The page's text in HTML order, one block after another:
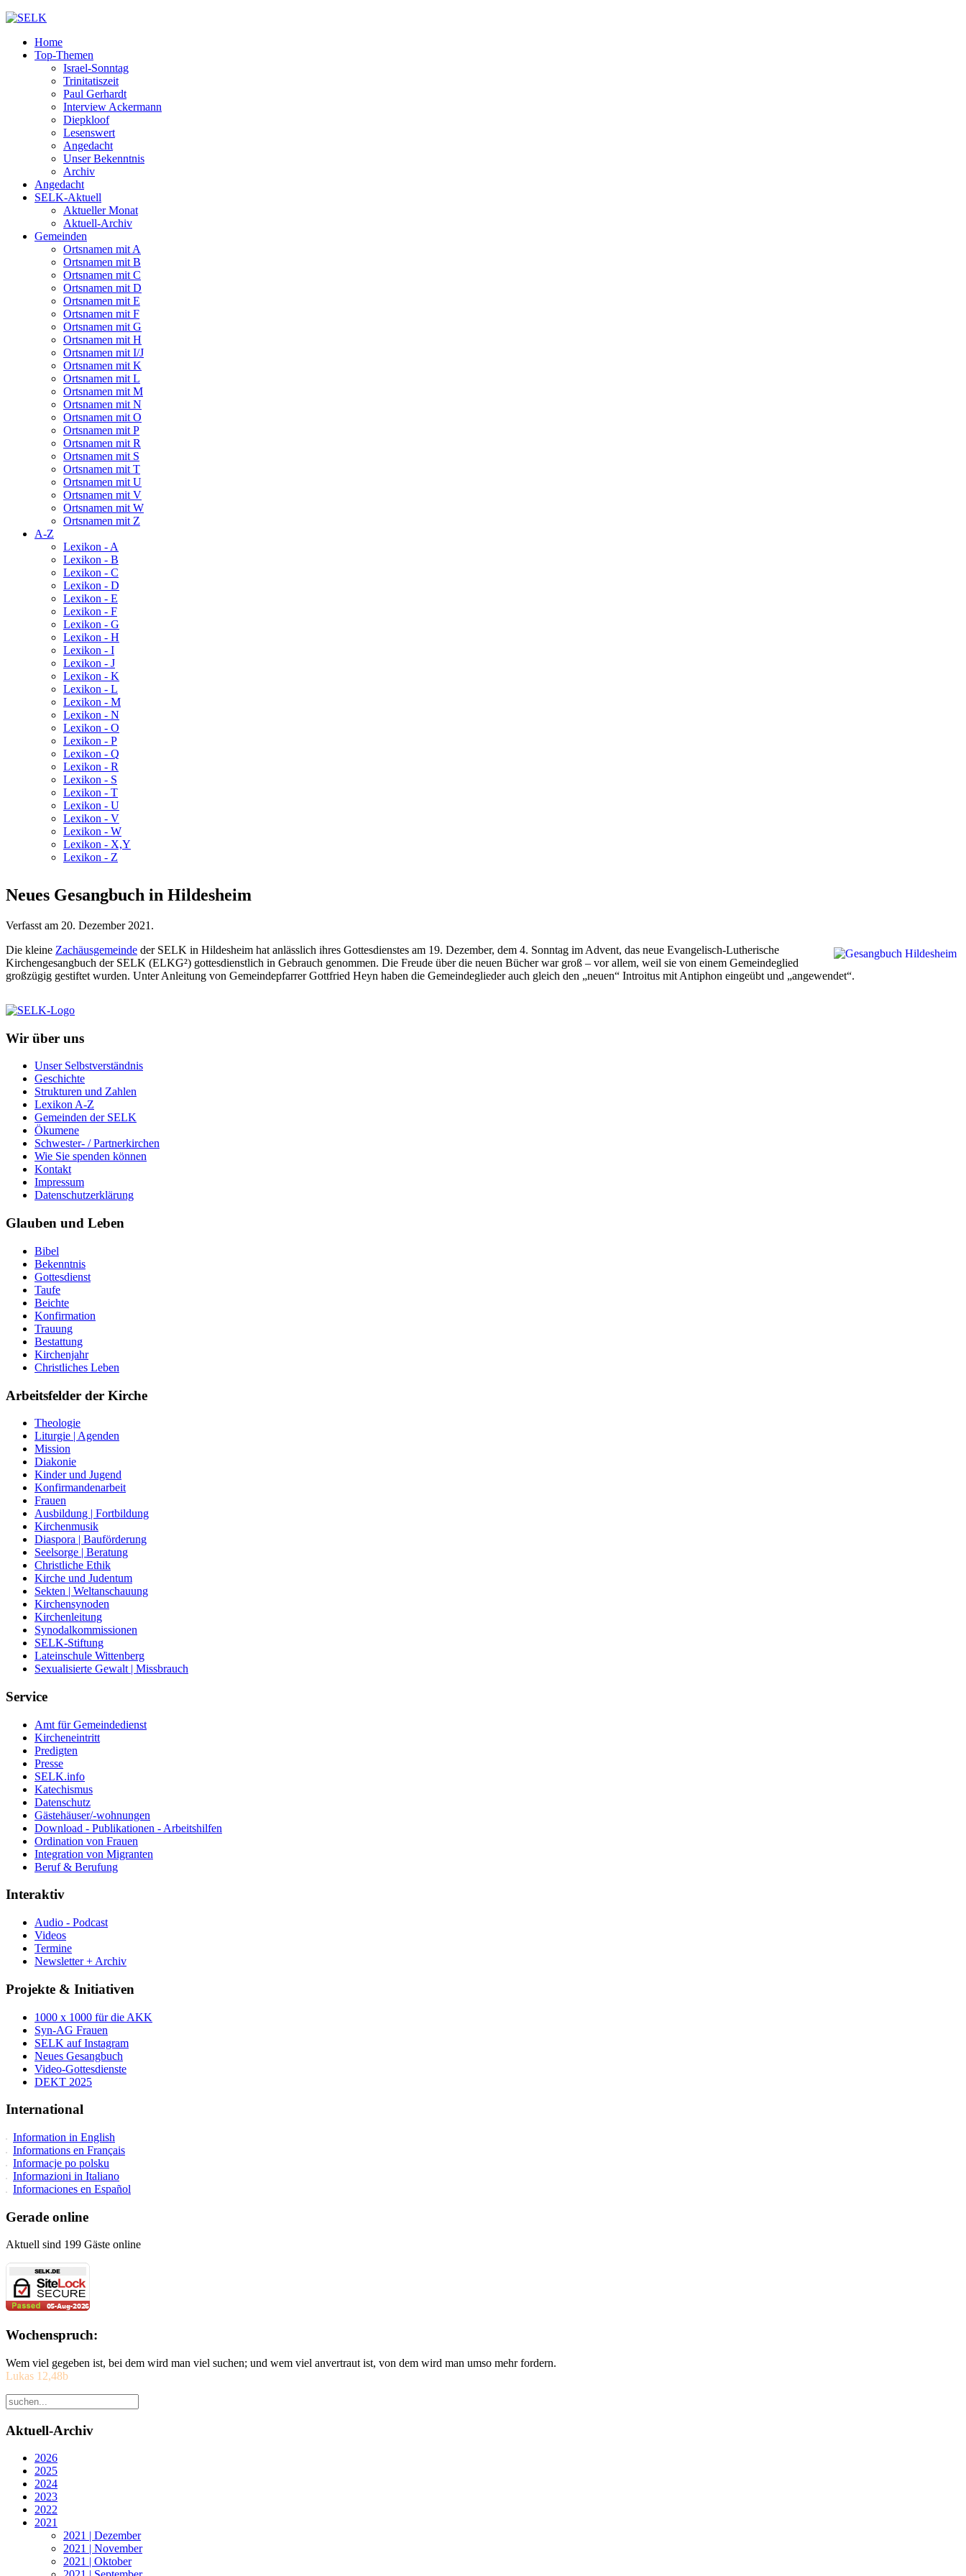
Home
Top-Themen
Israel-Sonntag
Trinitatiszeit
Paul Gerhardt
Interview Ackermann
Diepkloof
Lesenswert
Angedacht
Unser Bekenntnis
Archiv
Angedacht
SELK-Aktuell
Aktueller Monat
Aktuell-Archiv
Gemeinden
Ortsnamen mit A
Ortsnamen mit B
Ortsnamen mit C
Ortsnamen mit D
Ortsnamen mit E
Ortsnamen mit F
Ortsnamen mit G
Ortsnamen mit H
Ortsnamen mit I/J
Ortsnamen mit K
Ortsnamen mit L
Ortsnamen mit M
Ortsnamen mit N
Ortsnamen mit O
Ortsnamen mit P
Ortsnamen mit R
Ortsnamen mit S
Ortsnamen mit T
Ortsnamen mit U
Ortsnamen mit V
Ortsnamen mit W
Ortsnamen mit Z
A-Z
Lexikon - A
Lexikon - B
Lexikon - C
Lexikon - D
Lexikon - E
Lexikon - F
Lexikon - G
Lexikon - H
Lexikon - I
Lexikon - J
Lexikon - K
Lexikon - L
Lexikon - M
Lexikon - N
Lexikon - O
Lexikon - P
Lexikon - Q
Lexikon - R
Lexikon - S
Lexikon - T
Lexikon - U
Lexikon - V
Lexikon - W
Lexikon - X,Y
Lexikon - Z
Neues Gesangbuch in Hildesheim
Verfasst am 20. Dezember 2021 .
Die kleine Zachäusgemeinde der SELK in Hildesheim hat anlässlich ihres Gottesdienstes am 19. Dezember, dem 4. Sonntag im Advent, das neue Evangelisch-Lutherische
Kirchengesangbuch der SELK (ELKG²) gottesdienstlich in Gebrauch genommen. Die Freude über die neuen Bücher war groß – vor allem, weil sie von einem Gemeindeglied
großzügig gestiftet wurden. Unter Anleitung von Gemeindepfarrer Gottfried Heyn haben die Gemeindeglieder auch gleich den „neuen“ Introitus mit Antiphon eingeübt und „angewendet“.
Wir über uns
Unser Selbstverständnis
Geschichte
Strukturen und Zahlen
Lexikon A-Z
Gemeinden der SELK
Ökumene
Schwester- / Partnerkirchen
Wie Sie spenden können
Kontakt
Impressum
Datenschutzerklärung
Glauben und Leben
Bibel
Bekenntnis
Gottesdienst
Taufe
Beichte
Konfirmation
Trauung
Bestattung
Kirchenjahr
Christliches Leben
Arbeitsfelder der Kirche
Theologie
Liturgie | Agenden
Mission
Diakonie
Kinder und Jugend
Konfirmandenarbeit
Frauen
Ausbildung | Fortbildung
Kirchenmusik
Diaspora | Bauförderung
Seelsorge | Beratung
Christliche Ethik
Kirche und Judentum
Sekten | Weltanschauung
Kirchensynoden
Kirchenleitung
Synodalkommissionen
SELK-Stiftung
Lateinschule Wittenberg
Sexualisierte Gewalt | Missbrauch
Service
Amt für Gemeindedienst
Kircheneintritt
Predigten
Presse
SELK.info
Katechismus
Datenschutz
Gästehäuser/-wohnungen
Download - Publikationen - Arbeitshilfen
Ordination von Frauen
Integration von Migranten
Beruf & Berufung
Interaktiv
Audio - Podcast
Videos
Termine
Newsletter + Archiv
Projekte & Initiativen
1000 x 1000 für die AKK
Syn-AG Frauen
SELK auf Instagram
Neues Gesangbuch
Video-Gottesdienste
DEKT 2025
International
Information in English
Informations en Français
Informacje po polsku
Informazioni in Italiano
Informaciones en Español
Gerade online
Aktuell sind 199 Gäste online
Wochenspruch:
Wem viel gegeben ist, bei dem wird man viel suchen; und wem viel anvertraut ist, von dem wird man umso mehr fordern.
Lukas 12,48b
Aktuell-Archiv
2026
2025
2024
2023
2022
2021
2021 | Dezember
2021 | November
2021 | Oktober